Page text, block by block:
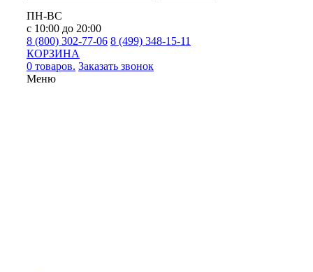
ПН-ВС
с 10:00 до 20:00
8 (800) 302-77-06 8 (499) 348-15-11
КОРЗИНА
0 товаров. Заказать звонок
Меню